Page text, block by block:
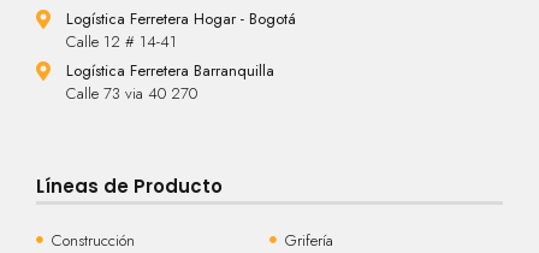
Logística Ferretera Hogar - Bogotá
Calle 12 # 14-41
Logística Ferretera Barranquilla
Calle 73 via 40 270
Líneas de Producto
Construcción
Grifería